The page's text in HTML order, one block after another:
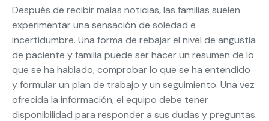
Después de recibir malas noticias, las familias suelen
experimentar una sensación de soledad e
incertidumbre. Una forma de rebajar el nivel de angustia
de paciente y familia puede ser hacer un resumen de lo
que se ha hablado, comprobar lo que se ha entendido
y formular un plan de trabajo y un seguimiento. Una vez
ofrecida la información, el equipo debe tener
disponibilidad para responder a sus dudas y preguntas.